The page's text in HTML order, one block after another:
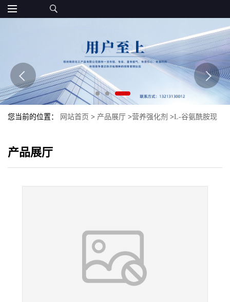
您当前的位置： 网站首页 > 产品展厅 >营养强化剂 >L-谷氨酰胺现
产品展厅